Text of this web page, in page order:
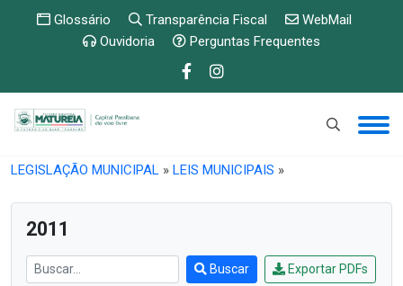
Glossário Transparência Fiscal
WebMail
Ouvidoria
Perguntas Frequentes
LEGISLAÇÃO MUNICIPAL » LEIS MUNICIPAIS »
2011
Buscar Exportar PDFs